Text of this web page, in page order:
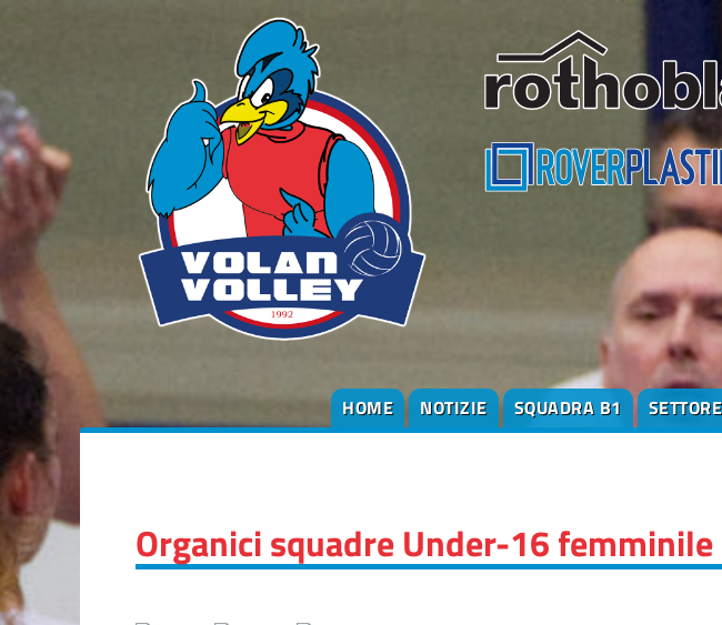
HOME NOTIZIE SQUADRA B1
Organici squadre Under-16 femminile